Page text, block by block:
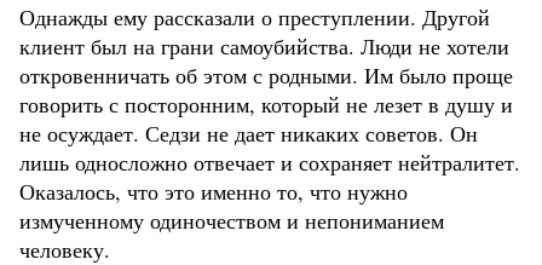
Однажды ему рассказали о преступлении. Другой
клиент был на грани самоубийства. Люди не хотели
откровенничать об этом с родными. Им было проще
говорить с посторонним, который не лезет в душу и
не осуждает. Седзи не дает никаких советов. Он
лишь односложно отвечает и сохраняет нейтралитет.
Оказалось, что это именно то, что нужно
измученному одиночеством и непониманием
человеку.